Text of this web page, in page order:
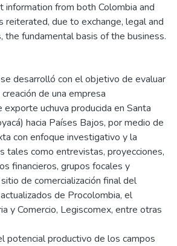
information from both Colombia and
reiterated, due to exchange, legal and
the fundamental basis of the business.
desarrolló con el objetivo de evaluar
de una empresa
exporte uchuva producida en Santa
hacia Países Bajos, por medio de
con enfoque investigativo y la
tales como entrevistas, proyecciones,
financieros, grupos focales y
de comercialización final del
de Procolombia, el
y Comercio, Legiscomex, entre otras
potencial productivo de los campos